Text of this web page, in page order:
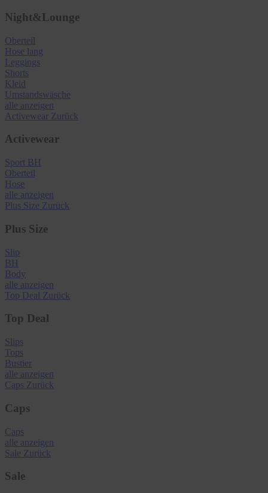
Night&Lounge
Oberteil
Hose lang
Leggings
Shorts
Kleid
Umstandswäsche
alle anzeigen
Activewear Zurück
Activewear
Sport BH
Oberteil
Hose
alle anzeigen
Plus Size Zurück
Plus Size
Slip
BH
Body
alle anzeigen
Top Deal Zurück
Top Deal
Slips
Tops
Bustier
alle anzeigen
Caps Zurück
Caps
Caps
alle anzeigen
Sale Zurück
Sale